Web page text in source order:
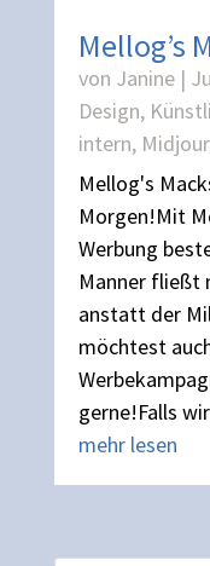
Mellog’s
von Janine|
Design,
intern,
Mellog's
Morgen!Mit
Werbung
Manner fließt
anstatt der
möchtest
gerne!Falls
mehr lesen